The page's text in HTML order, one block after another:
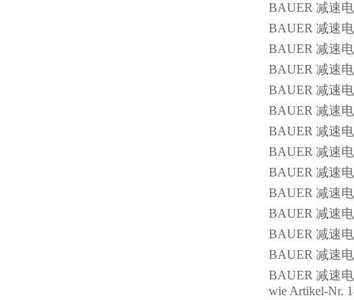
BAUER 减速
BAUER 减速
BAUER 减速
BAUER 减速
BAUER 减速
BAUER 减速
BAUER 减速
BAUER 减速
BAUER 减速
BAUER 减速
BAUER 减速
BAUER 减速
BAUER 减速
BAUER 减速电
wie Artikel-Nr.